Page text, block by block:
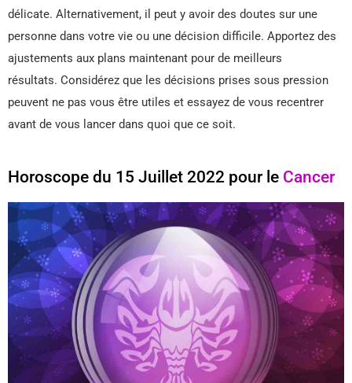
délicate. Alternativement, il peut y avoir des doutes sur une
personne dans votre vie ou une décision difficile. Apportez des
ajustements aux plans maintenant pour de meilleurs
résultats. Considérez que les décisions prises sous pression
peuvent ne pas vous être utiles et essayez de vous recentrer
avant de vous lancer dans quoi que ce soit.
Horoscope du 15 Juillet 2022 pour le Cancer